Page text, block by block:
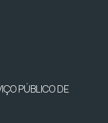
PÚBLICO DE